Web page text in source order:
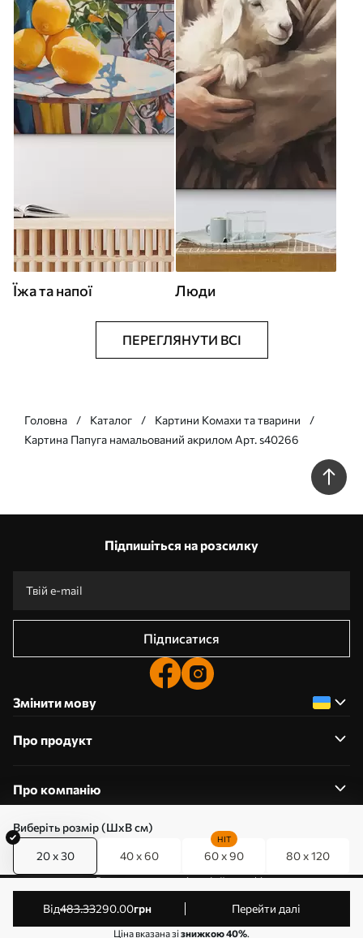
Виберіть розмір (ШхВ см)
20 x 30 40 x 60 60 x 90
HIT
80 x 120
від483.33290.00грн Перейти далі
Ціна вказана зізнижкою 40%.
Їжа та напої Люди
ПЕРЕГЛЯНУТИ ВСІ
Головна Каталог
Картини Комахи та тварини
Картина Папуга намальований акрилом Арт. s40266
Підпишіться на розсилку
Підписатися
Змінити мову
Про продукт
Про компанію
0800357223
Редагування дозволів на файли cookie
© 2011-2026 Art-holst. Усі права захищені. Власник:
ТОВ “КЛЄВЄР”. Код ЄДРПОУ: 31780602.